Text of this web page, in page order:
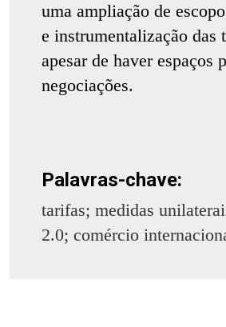
uma ampliação de
e instrumentalização das
apesar de haver espaços
negociações.
Palavras-chave:
tarifas; medidas
2.0; comércio